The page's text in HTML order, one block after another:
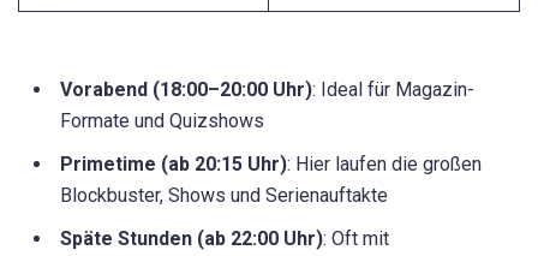
Vorabend (18:00–20:00 Uhr): Ideal für Magazin-
Formate und Quizshows
Primetime (ab 20:15 Uhr): Hier laufen die großen
Blockbuster, Shows und Serienauftakte
Späte Stunden (ab 22:00 Uhr): Oft mit